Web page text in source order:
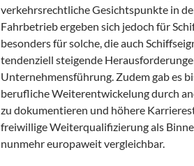
verkehrsrechtliche Gesichtspunkte in
Fahrbetrieb ergeben sich jedoch für
besonders für solche, die auch
tendenziell steigende
Unternehmensführung. Zudem gab es
berufliche Weiterentwickelung durch
zu dokumentieren und höhere
freiwillige Weiterqualifizierung als
nunmehr europaweit vergleichbar.